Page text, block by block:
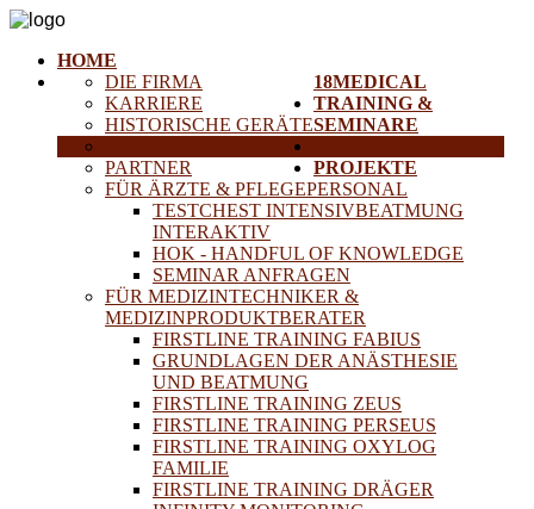
HOME
18MEDICAL
DIE FIRMA
KARRIERE
HISTORISCHE GERÄTE
PARTNER
TRAINING &
SEMINARE
FÜR ÄRZTE & PFLEGEPERSONAL
TESTCHEST INTENSIVBEATMUNG
INTERAKTIV
HOK - HANDFUL OF KNOWLEDGE
SEMINAR ANFRAGEN
FÜR MEDIZINTECHNIKER &
MEDIZINPRODUKTBERATER
FIRSTLINE TRAINING FABIUS
GRUNDLAGEN DER ANÄSTHESIE
UND BEATMUNG
FIRSTLINE TRAINING ZEUS
FIRSTLINE TRAINING PERSEUS
FIRSTLINE TRAINING OXYLOG
FAMILIE
FIRSTLINE TRAINING DRÄGER
PROJEKTE